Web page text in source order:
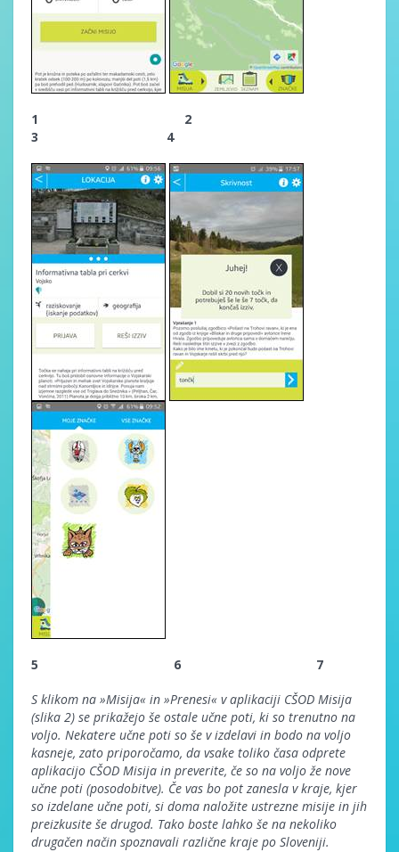
1 2
3 4
5 6 7
S klikom na »Misija« in »Prenesi« v aplikaciji CŠOD Misija
(slika 2) se prikažejo še ostale učne poti, ki so trenutno na
voljo. Nekatere učne poti so še v izdelavi in bodo na voljo
kasneje, zato priporočamo, da vsake toliko časa odprete
aplikacijo CŠOD Misija in preverite, če so na voljo že nove
učne poti (posodobitve). Če vas bo pot zanesla v kraje, kjer
so izdelane učne poti, si doma naložite ustrezne misije in jih
preizkusite še drugod. Tako boste lahko še na nekoliko
drugačen način spoznavali različne kraje po Sloveniji.